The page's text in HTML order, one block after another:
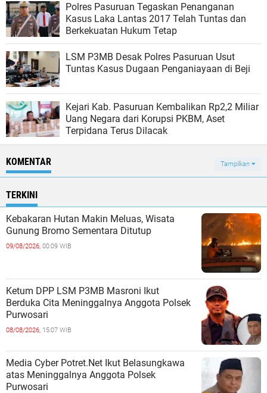
Polres Pasuruan Tegaskan Penanganan
Kasus Laka Lantas 2017 Telah Tuntas dan
Berkekuatan Hukum Tetap
LSM P3MB Desak Polres Pasuruan Usut
Tuntas Kasus Dugaan Penganiayaan di Beji
Kejari Kab. Pasuruan Kembalikan Rp2,2 Miliar
Uang Negara dari Korupsi PKBM, Aset
Terpidana Terus Dilacak
KOMENTAR Tampilkan
TERKINI
Kebakaran Hutan Makin Meluas, Wisata
Gunung Bromo Sementara Ditutup
09/08/2026, 00:09 WIB
Ketum DPP LSM P3MB Masroni Ikut
Berduka Cita Meninggalnya Anggota Polsek
Purwosari
08/08/2026, 15:07 WIB
Media Cyber Potret.Net Ikut Belasungkawa
atas Meninggalnya Anggota Polsek
Purwosari